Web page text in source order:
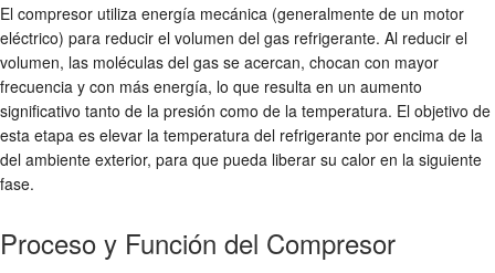
El compresor utiliza energía mecánica (generalmente de un motor
eléctrico) para reducir el volumen del gas refrigerante. Al reducir el
volumen, las moléculas del gas se acercan, chocan con mayor
frecuencia y con más energía, lo que resulta en un aumento
significativo tanto de la presión como de la temperatura. El objetivo de
esta etapa es elevar la temperatura del refrigerante por encima de la
del ambiente exterior, para que pueda liberar su calor en la siguiente
fase.
Proceso y Función del Compresor